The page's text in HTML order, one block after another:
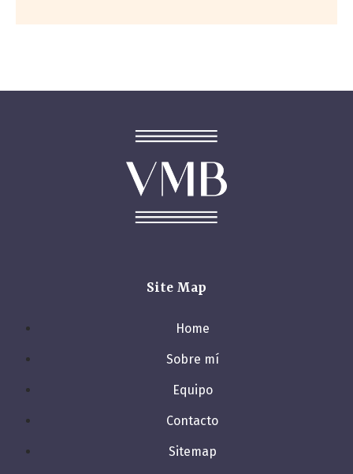
Site Map
Home
Sobre mí
Equipo
Contacto
Sitemap